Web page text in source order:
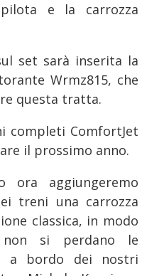
e la carrozza
set sarà inserita la
Wrmz815, che
questa tratta.
completi ComfortJet
il prossimo anno.
ora aggiungeremo
treni una carrozza
classica, in modo
si perdano le
a bordo dei nostri